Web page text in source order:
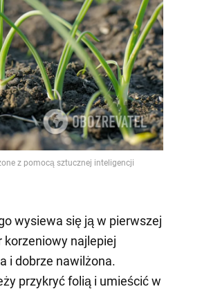
wysiewa się ją w pierwszej
korzeniowy najlepiej
i dobrze nawilżona.
przykryć folią i umieścić w